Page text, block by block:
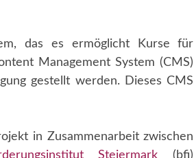
das es ermöglicht Kurse für
Management System (CMS)
gestellt werden. Dieses CMS
in Zusammenarbeit zwischen
Steiermark (bfi)